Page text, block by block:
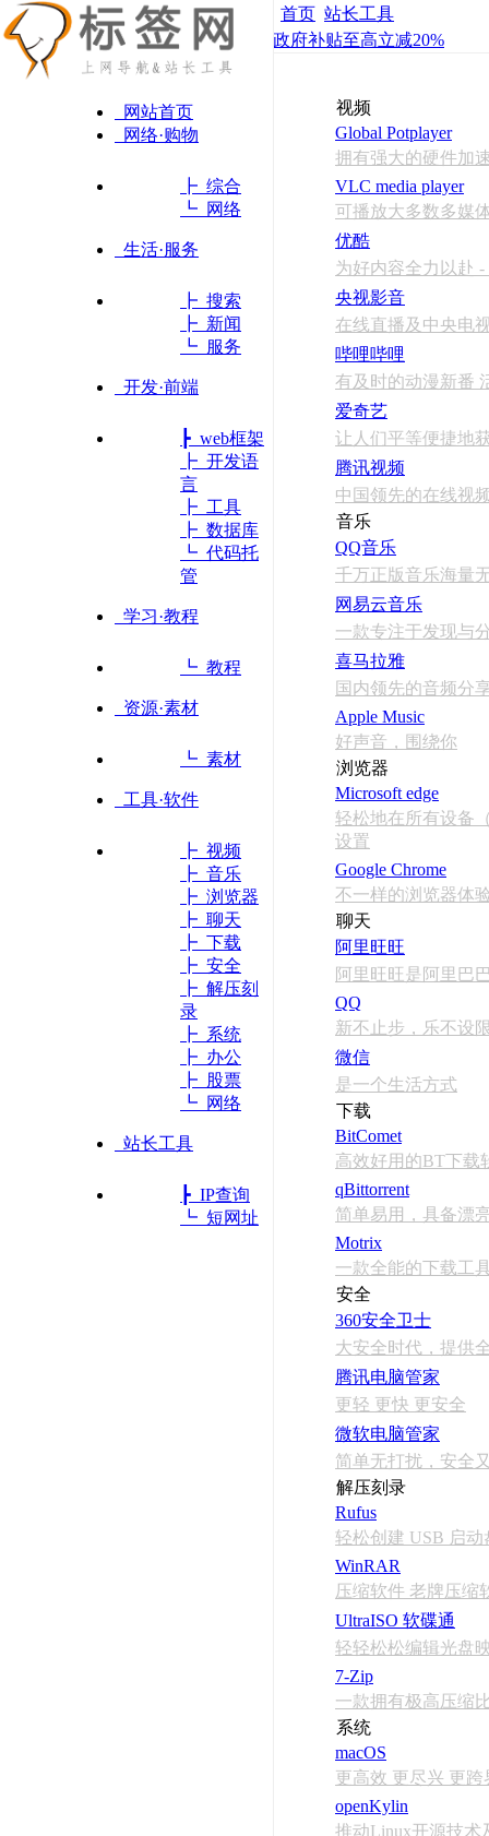
网站首页
网络·购物
┣ 综合
┗ 网络
生活·服务
┣ 搜索
┣ 新闻
┗ 服务
开发·前端
┣ web框架
┣ 开发语
言
┣ 工具
┣ 数据库
┗ 代码托
管
学习·教程
┗ 教程
资源·素材
┗ 素材
工具·软件
┣ 视频
┣ 音乐
┣ 浏览器
┣ 聊天
┣ 下载
┣ 安全
┣ 解压刻
录
┣ 系统
┣ 办公
┣ 股票
┗ 网络
站长工具
┣ IP查询
┗ 短网址
首页 站长工具
政府补贴至高立减20%
视频
Global Potplayer
拥有强大的硬件加
VLC media player
可播放大多数多媒
优酷
为好内容全力以赴
央视影音
在线直播及中央电
哔哩哔哩
有及时的动漫新番
爱奇艺
让人们平等便捷地
腾讯视频
中国领先的在线视
音乐
QQ音乐
千万正版音乐海量
网易云音乐
一款专注于发现与
喜马拉雅
国内领先的音频分
Apple Music
好声音，围绕你
浏览器
Microsoft edge
轻松地在所有设备
设置
Google Chrome
不一样的浏览器体
聊天
阿里旺旺
阿里旺旺是阿里巴
QQ
新不止步，乐不设
微信
是一个生活方式
下载
BitComet
高效好用的BT下载
qBittorrent
简单易用，具备漂
Motrix
一款全能的下载工
安全
360安全卫士
大安全时代，提供
腾讯电脑管家
更轻 更快 更安全
微软电脑管家
简单无打扰，安全
解压刻录
Rufus
轻松创建 USB 启动
WinRAR
压缩软件 老牌压缩
UltraISO 软碟通
轻轻松松编辑光盘
7-Zip
一款拥有极高压缩
系统
macOS
更高效 更尽兴 更跨
openKylin
推动Linux开源技术